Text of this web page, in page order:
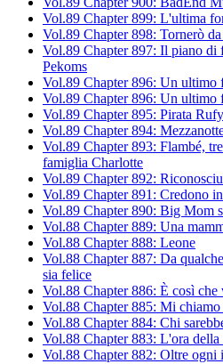
Vol.89 Chapter 899: L'ultima
Vol.89 Chapter 898: Tornerò
Vol.89 Chapter 897: Il piano di
Pekoms
Vol.89 Chapter 896: Un ultimo
Vol.89 Chapter 896: Un ultimo
Vol.89 Chapter 895: Pirata
Vol.89 Chapter 894:
Vol.89 Chapter 893: Flambé,
famiglia Charlotte
Vol.89 Chapter 892:
Vol.89 Chapter 891: Credono
Vol.89 Chapter 890: Big Mom
Vol.88 Chapter 889: Una
Vol.88 Chapter 888: Leone
Vol.88 Chapter 887: Da
sia felice
Vol.88 Chapter 886: È così che
Vol.88 Chapter 885: Mi
Vol.88 Chapter 884: Chi
Vol.88 Chapter 883: L'ora della
Vol.88 Chapter 882: Oltre ogni